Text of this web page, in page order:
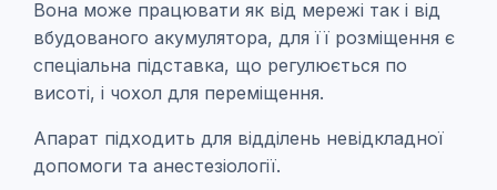
Вона може працювати як від мережі так і від
вбудованого акумулятора, для її розміщення є
спеціальна підставка, що регулюється по
висоті, і чохол для переміщення.
Апарат підходить для відділень невідкладної
допомоги та анестезіології.